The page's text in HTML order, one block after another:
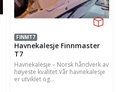
FINMT7
Havnekalesje Finnmaster
T7
Havnekalesje – Norsk håndverk av
høyeste kvalitet Vår havnekalesje
er utviklet og...